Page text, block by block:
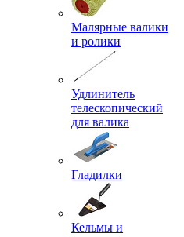
Малярные валики
и ролики
Удлинитель
телескопический
для валика
Гладилки
Кельмы и